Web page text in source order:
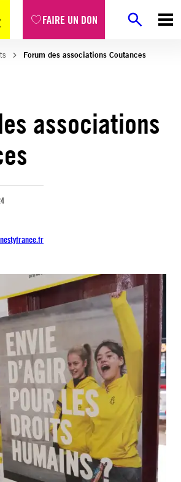
FAIRE UN DON
Forum des associations Coutances
associations